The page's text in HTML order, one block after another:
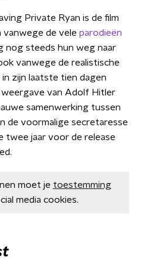
Private Ryan is de film
vanwege de vele parodieën
nog steeds hun weg naar
vanwege de realistische
zijn laatste tien dagen
van Adolf Hitler
samenwerking tussen
de voormalige secretaresse
twee jaar voor de release
moet je toestemming
media cookies.